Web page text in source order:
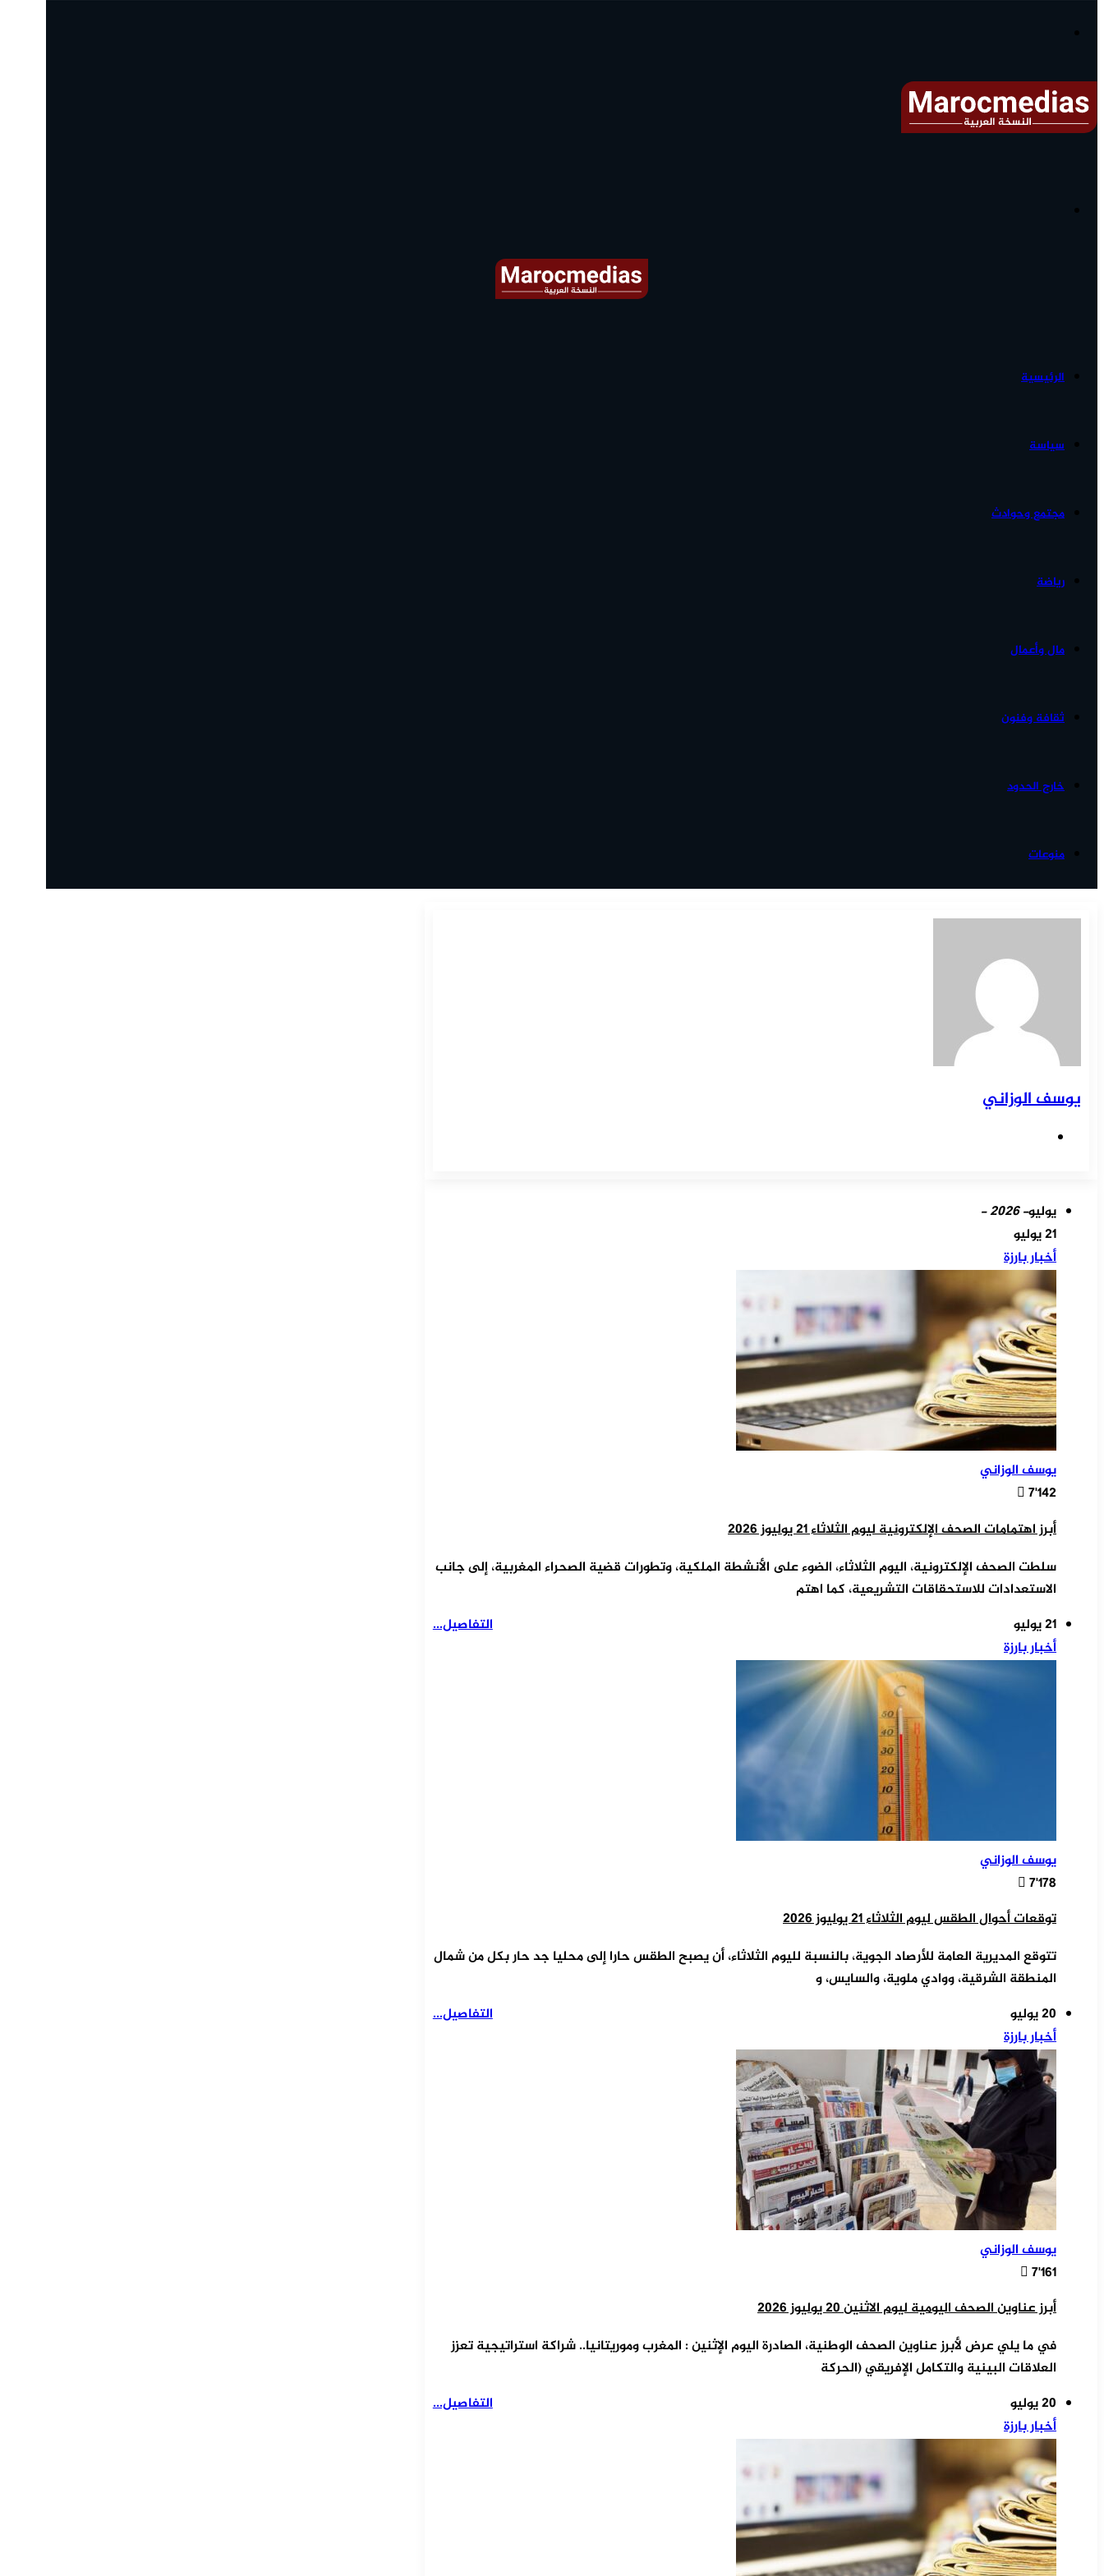
الرئيسية
سياسة
مجتمع وحوادث
رياضة
مال وأعمال
ثقافة وفنون
خارج الحدود
منوعات
يوسف الوزاني
يوليو- 2026 -
21 يوليو
أخبار بارزة
يوسف الوزاني
7٬142
أبرز اهتمامات الصحف الإلكترونية ليوم الثلاثاء 21 يوليوز 2026
سلطت الصحف الإلكترونية، اليوم الثلاثاء، الضوء على الأنشطة الملكية، وتطورات قضية الصحراء المغربية، إلى جانب
الاستعدادات للاستحقاقات التشريعية، كما اهتم
التفاصيل...
21 يوليو
أخبار بارزة
يوسف الوزاني
7٬178
توقعات أحوال الطقس ليوم الثلاثاء 21 يوليوز 2026
تتوقع المديرية العامة للأرصاد الجوية، بالنسبة لليوم الثلاثاء، أن يصبح الطقس حارا إلى محليا جد حار بكل من شمال
المنطقة الشرقية، ووادي ملوية، والسايس، و
التفاصيل...
20 يوليو
أخبار بارزة
يوسف الوزاني
7٬161
أبرز عناوين الصحف اليومية ليوم الاثنين 20 يوليوز 2026
في ما يلي عرض لأبرز عناوين الصحف الوطنية، الصادرة اليوم الإثنين : المغرب وموريتانيا.. شراكة استراتيجية تعزز
العلاقات البينية والتكامل الإفريقي (الحركة
التفاصيل...
20 يوليو
أخبار بارزة